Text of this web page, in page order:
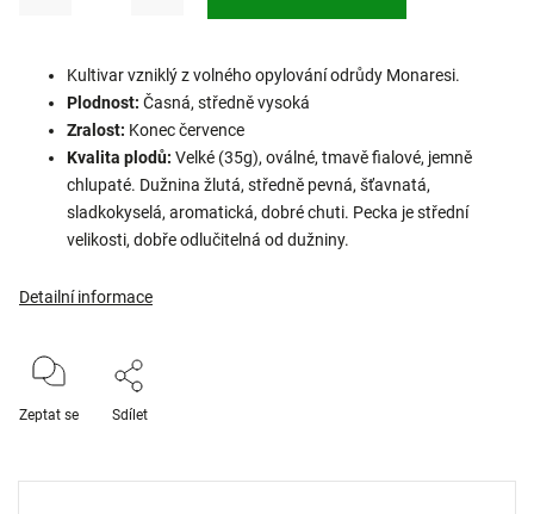
Kultivar vzniklý z volného opylování odrůdy Monaresi.
Plodnost: Časná, středně vysoká
Zralost: Konec července
Kvalita plodů: Velké (35g), oválné, tmavě fialové, jemně
chlupaté. Dužnina žlutá, středně pevná, šťavnatá,
sladkokyselá, aromatická, dobré chuti. Pecka je střední
velikosti, dobře odlučitelná od dužniny.
Detailní informace
Zeptat se Sdílet